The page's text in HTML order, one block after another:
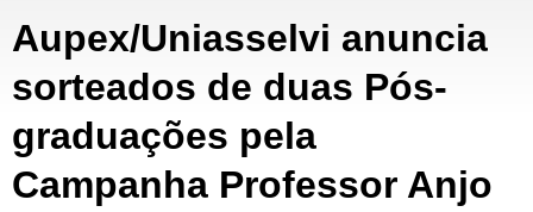
Aupex/Uniasselvi anuncia
sorteados de duas Pós-
graduações pela
Campanha Professor Anjo